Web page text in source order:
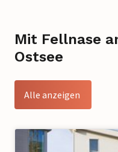
Mit Fellnase
Ostsee
Alle anzeigen